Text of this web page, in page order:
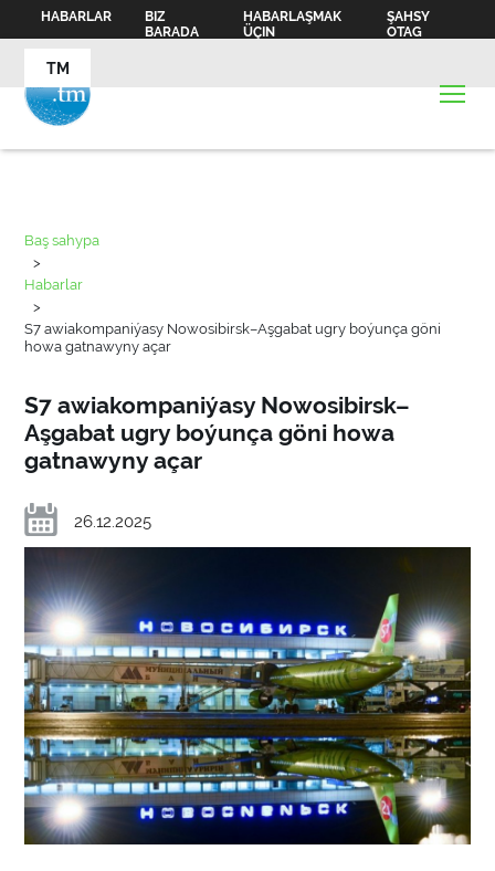
HABARLAR
BIZ
BARADA
HABARLAŞMAK
ÜÇIN
ŞAHSY
OTAG
TM
Baş sahypa
>
Habarlar
>
S7 awiakompaniýasy Nowosibirsk–Aşgabat ugry boýunça göni
howa gatnawyny açar
S7 awiakompaniýasy Nowosibirsk–
Aşgabat ugry boýunça göni howa
gatnawyny açar
26.12.2025